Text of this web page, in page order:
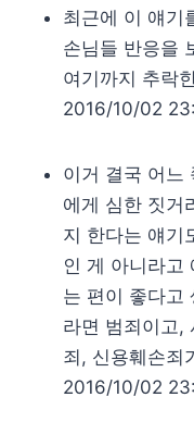
최근에 이 얘기
손님들 반응을
여기까지 추락
2016/10/02
이거 결국 어느
에게 심한 짓거
지 한다는 얘기
인 게 아니라고
는 편이 좋다고
라면 범죄이고,
죄, 신용훼손죄
2016/10/02